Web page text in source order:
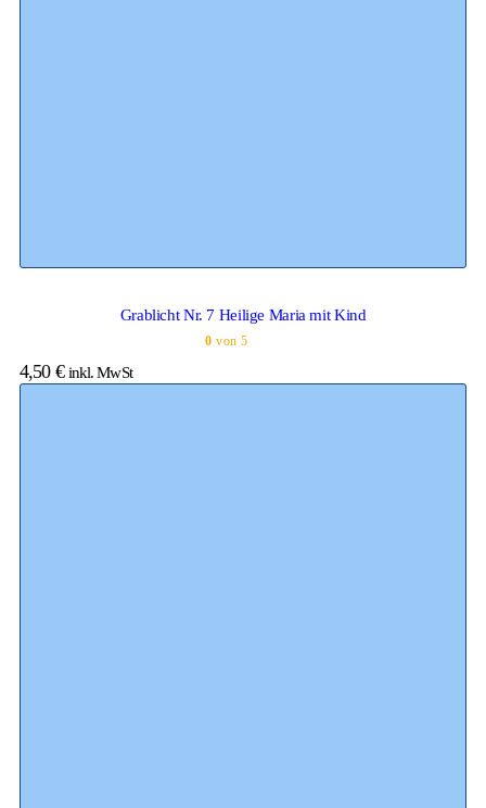
Grablicht Nr. 7 Heilige Maria mit Kind
0 von 5
4,50 € inkl. MwSt